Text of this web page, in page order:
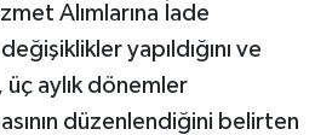
Alımlarına İade
değişiklikler yapıldığını ve
aylık dönemler
düzenlendiğini belirten